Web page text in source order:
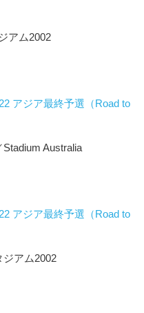
アム2002
アジア最終予選（Road to
Australia
アジア最終予選（Road to
アム2002